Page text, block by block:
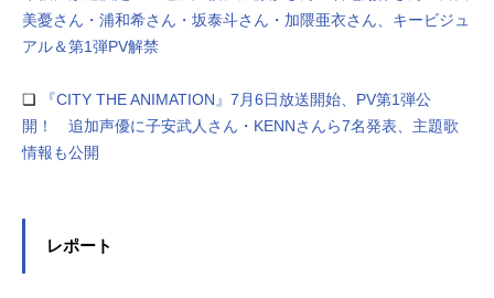
美憂さん・浦和希さん・坂泰斗さん・加隈亜衣さん、キービジュ
アル＆第1弾PV解禁
❏
『CITY THE ANIMATION』7月6日放送開始、PV第1弾公
開！ 追加声優に子安武人さん・KENNさんら7名発表、主題歌
情報も公開
レポート